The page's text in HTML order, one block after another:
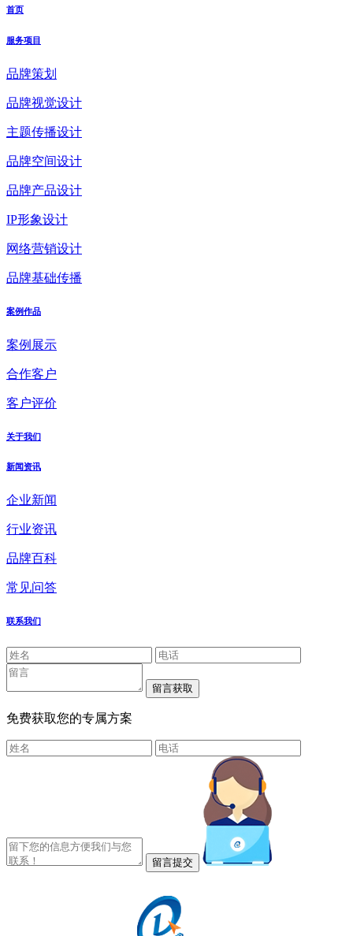
首页
服务项目
品牌策划
品牌视觉设计
主题传播设计
品牌空间设计
品牌产品设计
IP形象设计
网络营销设计
品牌基础传播
案例作品
案例展示
合作客户
客户评价
关于我们
新闻资讯
企业新闻
行业资讯
品牌百科
常见问答
联系我们
免费获取您的专属方案